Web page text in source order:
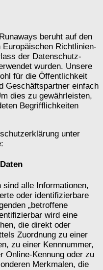
beruht auf den
Richtlinien-
der Datenschutz-
wurden. Unsere
für die Öffentlichkeit
Geschäftspartner einfach
dies zu gewährleisten,
Begrifflichkeiten
unter
sind alle Informationen,
oder identifizierbare
„betroffene
wird eine
die direkt oder
Zuordnung zu einer
zu einer Kennnummer,
Online-Kennung oder zu
Merkmalen, die